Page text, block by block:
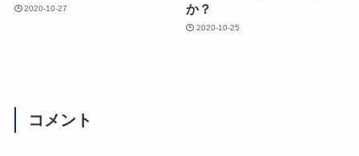
2020-10-27
か？
2020-10-25
コメント